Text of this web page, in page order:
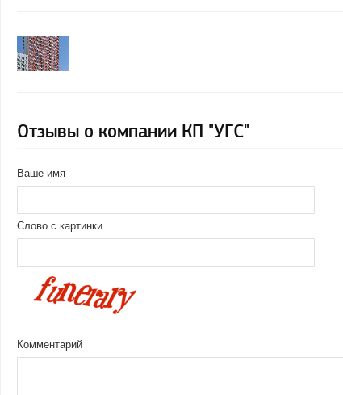
Отзывы о компании КП "УГС"
Ваше имя
Слово с картинки
Комментарий